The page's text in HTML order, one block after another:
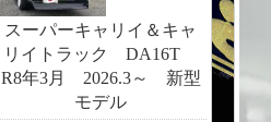
スーパーキャリイ＆キャ
リイトラック DA16T
R8年3月 2026.3～ 新型
モデル